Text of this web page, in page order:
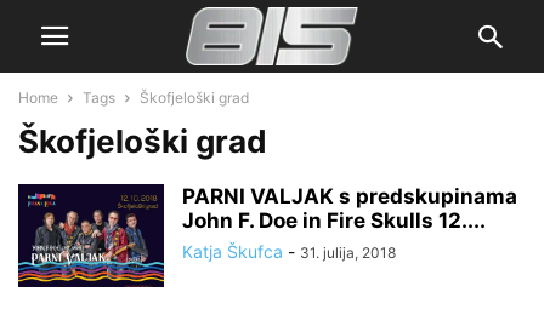
Home Tags Škofjeloški grad
Škofjeloški grad
PARNI VALJAK s predskupinama
John F. Doe in Fire Skulls 12....
Katja Škufca - 31. julija, 2018